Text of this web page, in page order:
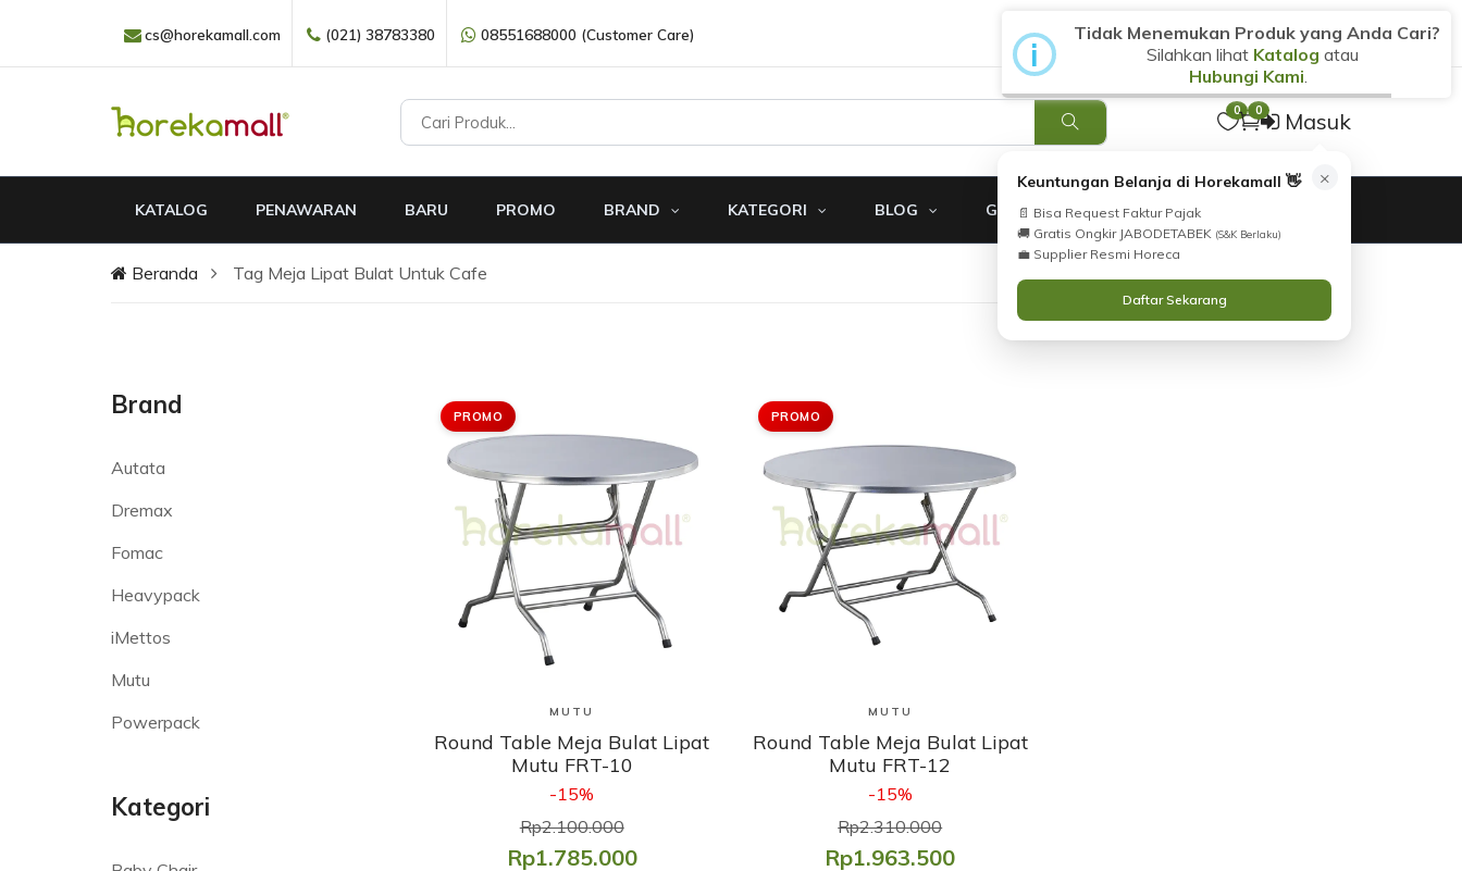
cs@horekamall.com (021) 38783380 08551688000 (Customer Care)
0 0 Masuk
×
Keuntungan Belanja di Horekamall 👋
📄 Bisa Request Faktur Pajak
🚚 Gratis Ongkir JABODETABEK (S&K Berlaku)
💼 Supplier Resmi Horeca
Daftar Sekarang
KATALOG PENAWARAN BARU PROMO BRAND KATEGORI BLOG GARANSI
Beranda Tag Meja Lipat Bulat Untuk Cafe
Brand
Autata
Dremax
Fomac
Heavypack
iMettos
Mutu
Powerpack
Kategori
PROMO
Lihat Produk
MUTU
Round Table Meja Bulat Lipat
Mutu FRT-10
-15%
Rp2.100.000
Rp1.785.000
PROMO
Lihat Produk
MUTU
Round Table Meja Bulat Lipat
Mutu FRT-12
-15%
Rp2.310.000
Rp1.963.500
i
Tidak Menemukan Produk yang Anda Cari?
Silahkan lihat Katalog atau
Hubungi Kami.